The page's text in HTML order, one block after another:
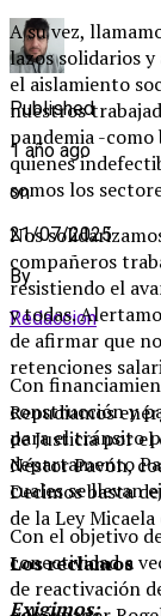
A su vez,
lazos solidarios
el aislamiento
nuestros
pandemia -
quienes
somos los
Nos
compañeros
resistiendo el
y todas.
de afirmar que
retenciones
Repudiamos
de Justicia por
Néstor Pavón,
Decimos basta
de la Ley
Los reclamos
Exigimos:
Published
1 año ago
on
21/07/2025
By
Redaccion
Con
construcción y
para el tránsito
departamento
cuales se llevan
Con el objetivo
conectividad a
de reactivación